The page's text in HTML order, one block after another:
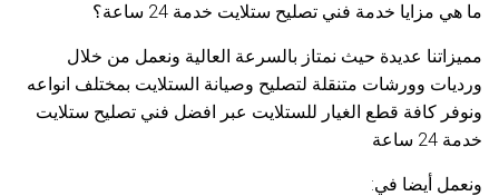
ما هي مزايا خدمة فني تصليح ستلايت خدمة 24 ساعة؟
مميزاتنا عديدة حيث نمتاز بالسرعة العالية ونعمل من خلال
ورديات وورشات متنقلة لتصليح وصيانة الستلايت بمختلف انواعه
ونوفر كافة قطع الغيار للستلايت عبر افضل فني تصليح ستلايت
خدمة 24 ساعة
ونعمل أيضا في: